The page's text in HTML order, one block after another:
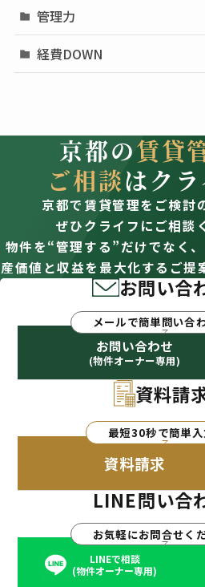
管理力
経費DOWN
京都の賃貸
ご相談はク
京都で賃貸管理をご検討
ぜひクライフにご相談
物件を“管理する”だけでなく
産価値と収益を最大化するご提
お問い合
メールで簡単問い合
お問い合わせ
(物件オーナー専用)
資料請
最短30秒で簡単入
資料請求
LINE問い合
お気軽にお問合せく
LINEで相談
(物件オーナー専用)